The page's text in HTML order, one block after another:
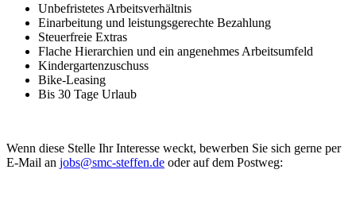
Unbefristetes Arbeitsverhältnis
Einarbeitung und leistungsgerechte Bezahlung
Steuerfreie Extras
Flache Hierarchien und ein angenehmes Arbeitsumfeld
Kindergartenzuschuss
Bike-Leasing
Bis 30 Tage Urlaub
Wenn diese Stelle Ihr Interesse weckt, bewerben Sie sich gerne per
E-Mail an jobs@smc-steffen.de oder auf dem Postweg: